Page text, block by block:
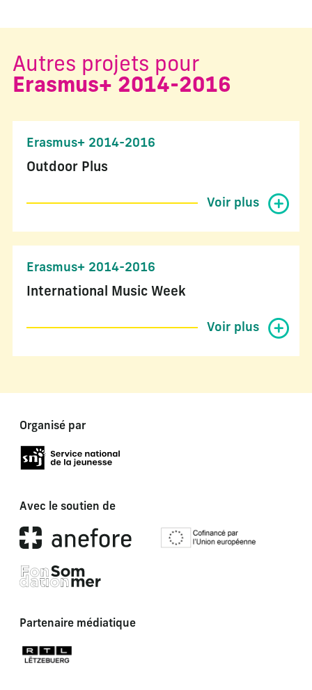
Autres projets pour
Erasmus+ 2014-2016
Erasmus+ 2014-2016
Outdoor Plus
Voir plus
Erasmus+ 2014-2016
International Music Week
Voir plus
Organisé par
Avec le soutien de
Partenaire médiatique